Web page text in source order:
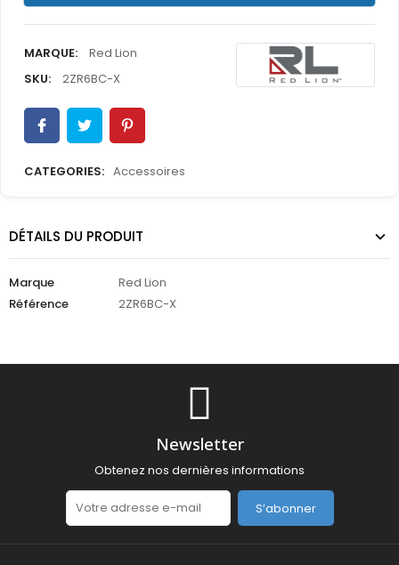
MARQUE:
Red Lion
SKU:
2ZR6BC-X
CATEGORIES: Accessoires
DÉTAILS DU PRODUIT
Marque
Red Lion
Référence
2ZR6BC-X
Newsletter
Obtenez nos dernières informations
S’abonner